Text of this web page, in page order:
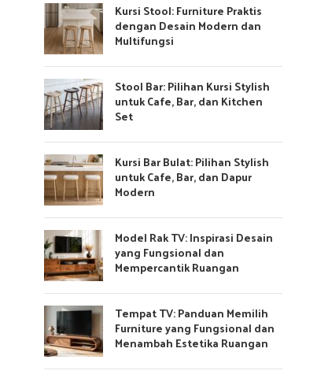
Kursi Stool: Furniture Praktis
dengan Desain Modern dan
Multifungsi
Stool Bar: Pilihan Kursi Stylish
untuk Cafe, Bar, dan Kitchen
Set
Kursi Bar Bulat: Pilihan Stylish
untuk Cafe, Bar, dan Dapur
Modern
Model Rak TV: Inspirasi Desain
yang Fungsional dan
Mempercantik Ruangan
Tempat TV: Panduan Memilih
Furniture yang Fungsional dan
Menambah Estetika Ruangan